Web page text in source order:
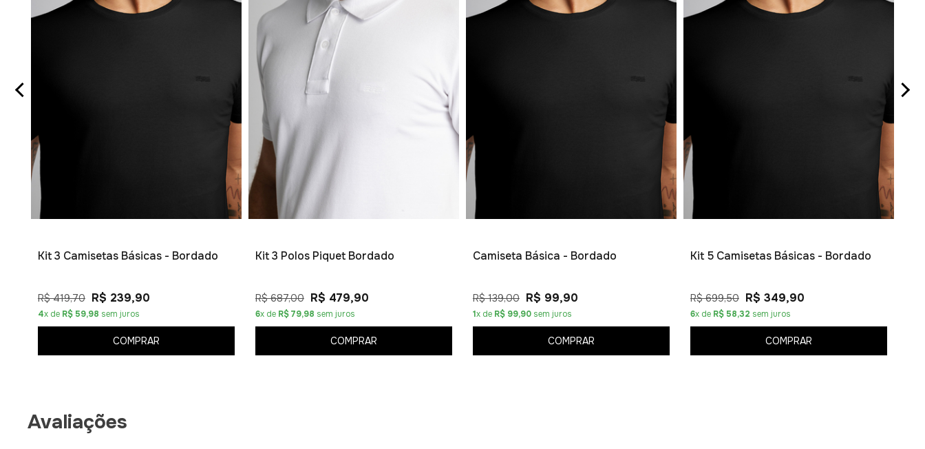
Kit 3 Camisetas Básicas - Bordado
R$ 419,70 R$ 239,90
4x de R$ 59,98 sem juros
COMPRAR
Kit 3 Polos Piquet Bordado
R$ 687,00 R$ 479,90
6x de R$ 79,98 sem juros
COMPRAR
Camiseta Básica - Bordado
R$ 139,00 R$ 99,90
1x de R$ 99,90sem juros
COMPRAR
Kit 5 Camisetas Básicas - Bordado
R$ 699,50 R$ 349,90
6x de R$ 58,32 sem juros
COMPRAR
Avaliações